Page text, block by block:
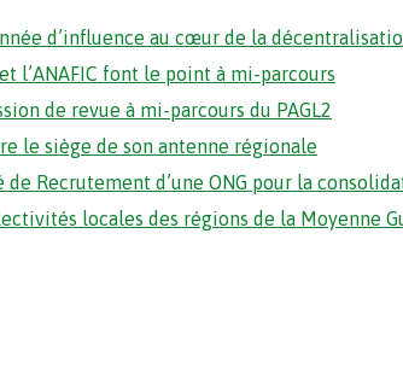
d’influence au cœur de la
l’ANAFIC font le point à mi-parcours
de revue à mi-parcours du PAGL2
le siège de son antenne régionale
Recrutement d’une ONG pour la
locales des régions de la Moyenne